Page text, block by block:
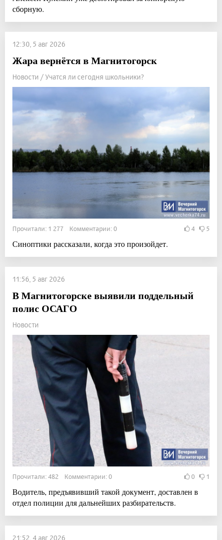
сборную.
12:30, 5 авг 2026
Жара вернётся в Магнитогорск
Новости / Учатся ли сегодня школьники?
Прочитали: 1 277 Комментарии: 0 4 5
Синоптики рассказали, когда это произойдет.
11:56, 5 авг 2026
В Магнитогорске выявили поддельный
полис ОСАГО
Новости
Прочитали: 482 Комментарии: 0 0 1
Водитель, предъявивший такой документ, доставлен в
отдел полиции для дальнейших разбирательств.
21:52, 4 авг 2026